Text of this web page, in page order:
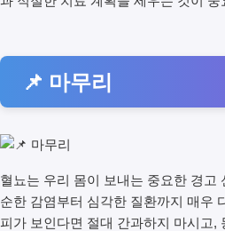
📌 마무리
혈뇨는 우리 몸이 보내는 중요한 경고
순한 감염부터 심각한 질환까지 매우
피가 보인다면 절대 간과하지 마시고,